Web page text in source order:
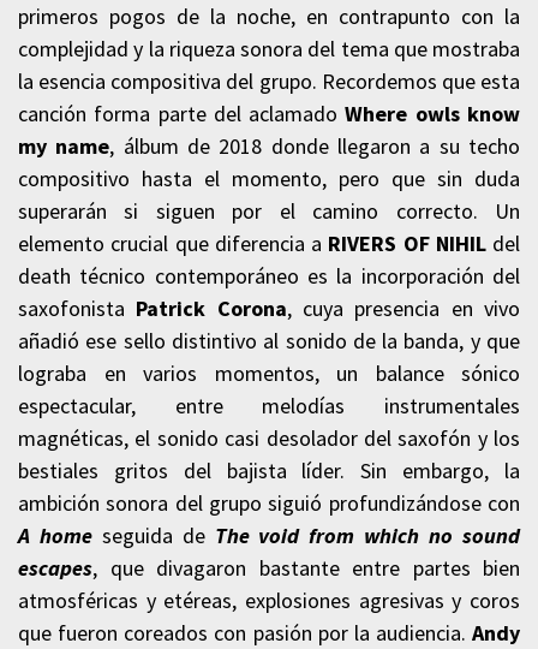
primeros pogos de la noche, en contrapunto con la
complejidad y la riqueza sonora del tema que mostraba
la esencia compositiva del grupo. Recordemos que esta
canción forma parte del aclamadoWhere owls know
my name, álbum de 2018 donde llegaron a su techo
compositivo hasta el momento, pero que sin duda
superarán si siguen por el camino correcto. Un
elemento crucial que diferencia a RIVERS OF NIHILdel
death técnico contemporáneo es la incorporación del
saxofonista Patrick Corona, cuya presencia en vivo
añadió ese sello distintivo al sonido de la banda, y que
lograba en varios momentos, un balance sónico
espectacular, entre melodías instrumentales
magnéticas, el sonido casi desolador del saxofón y los
bestiales gritos del bajista líder. Sin embargo, la
ambición sonora del grupo siguió profundizándose con
A homeseguida de The void from which no sound
escapes, que divagaron bastante entre partes bien
atmosféricas y etéreas, explosiones agresivas y coros
que fueron coreados con pasión por la audiencia. Andy